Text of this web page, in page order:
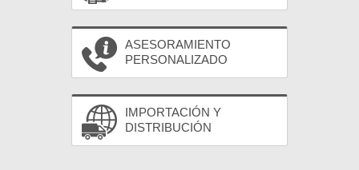
ASESORAMIENTO
PERSONALIZADO
IMPORTACIÓN Y
DISTRIBUCIÓN